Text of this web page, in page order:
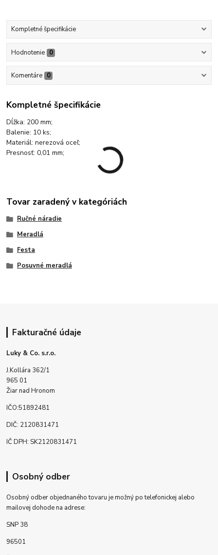
Kompletné špecifikácie
Hodnotenie 0
Komentáre 0
Kompletné špecifikácie
Dĺžka: 200 mm;
Balenie: 10 ks;
Materiál: nerezová oceľ;
Presnosť: 0,01 mm;
Tovar zaradený v kategóriách
Ručné náradie
Meradlá
Festa
Posuvné meradlá
Fakturačné údaje
Luky & Co. s.r.o.
J.Kollára 362/1
965 01
Žiar nad Hronom
IČO:51892481
DIČ: 2120831471
IČ DPH: SK2120831471
Osobný odber
Osobný odber objednaného tovaru je možný po telefonickej alebo
mailovej dohode na adrese:
SNP 38
96501